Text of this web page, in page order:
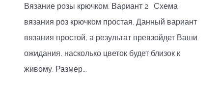
Вязание розы крючком. Вариант 2. Схема
вязания роз крючком простая. Данный вариант
вязания простой, а результат превзойдет Ваши
ожидания, насколько цветок будет близок к
живому. Размер...